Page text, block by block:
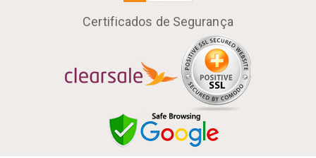
Certificados de Segurança